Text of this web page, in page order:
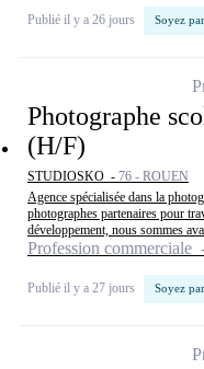
Publié il y a 26 jours Soyez
Photographe
(H/F)
STUDIOSKO - 76 - ROUEN
Agence spécialisée dans la
photographes partenaires pour
développement, nous sommes
Profession commerciale
Publié il y a 27 jours Soyez